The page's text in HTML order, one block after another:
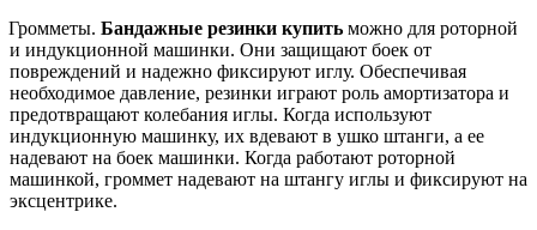
Громметы. Бандажные резинки купить можно для роторной
и индукционной машинки. Они защищают боек от
повреждений и надежно фиксируют иглу. Обеспечивая
необходимое давление, резинки играют роль амортизатора и
предотвращают колебания иглы. Когда используют
индукционную машинку, их вдевают в ушко штанги, а ее
надевают на боек машинки. Когда работают роторной
машинкой, громмет надевают на штангу иглы и фиксируют на
эксцентрике.